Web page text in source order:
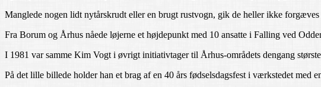
Manglede nogen lidt nytårskrudt eller en brugt rustvogn, gik de heller ikke forgæves
Fra Borum og Århus nåede løjerne et højdepunkt med 10 ansatte i Falling ved
I 1981 var samme Kim Vogt i øvrigt initiativtager til Århus-områdets dengang
På det lille billede holder han et brag af en 40 års fødselsdagsfest i værkstedet med